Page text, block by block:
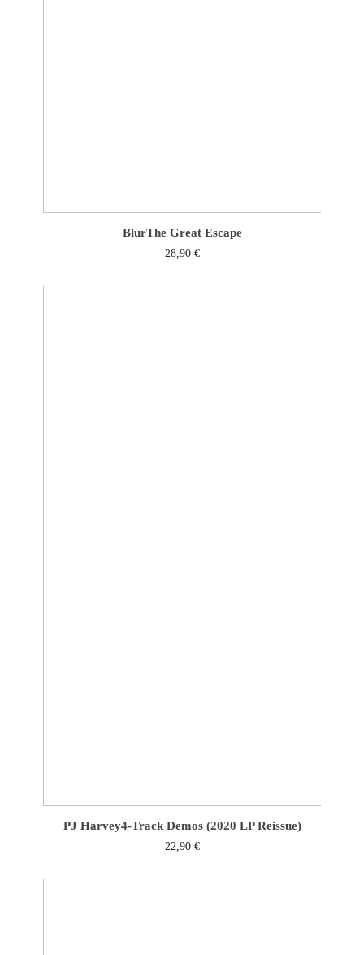
BlurThe Great Escape
28,90 €
PJ Harvey4-Track Demos (2020 LP Reissue)
22,90 €